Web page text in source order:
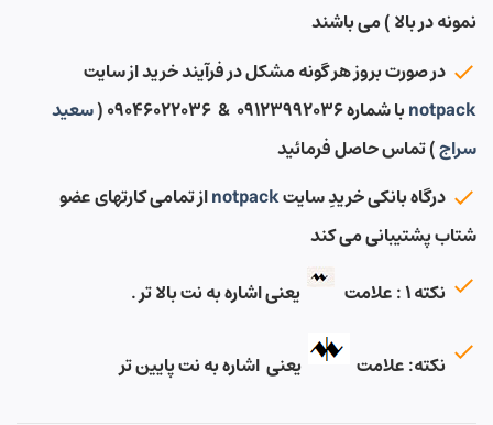
نمونه در بالا ) می باشند
در صورت بروز هر گونه مشکل در فرآیند خرید از سایت
notpackبا شماره ۰۹۱۲۳۹۹۲۰۳۶ & ۰۹۰۴۶۰۲۲۰۳۶ (
سعید
سراج) تماس حاصل فرمائید
درگاه بانکی خریدِ سایتnotpackاز تمامی کارتهای عضو
شتاب پشتیبانی می کند
نکته ۱ : علامت
یعنی اشاره به نت بالا تر .
نکته: علامت یعنی اشاره به نت پایین تر